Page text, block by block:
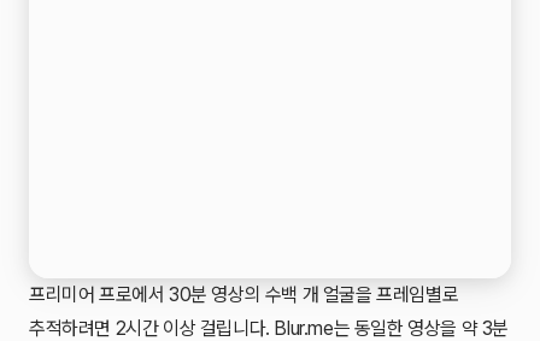
프리미어 프로에서 30분 영상의 수백 개 얼굴을 프레임별로
추적하려면 2시간 이상 걸립니다. Blur.me는 동일한 영상을 약 3분